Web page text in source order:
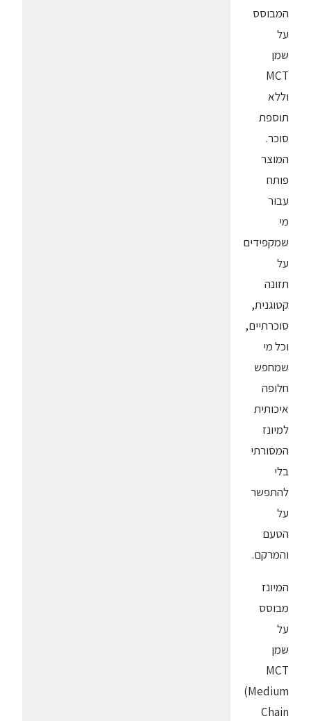
המבוסס
על
שמן
MCT
וללא
תוספת
סוכר.
המוצר
פותח
עבור
מי
שמקפידים
על
תזונה
קטוגנית,
סוכרתיים,
וכל מי
שמחפש
חלופה
איכותית
למיונז
המסורתי
בלי
להתפשר
על
הטעם
והמרקם.
המיונז
מבוסס
על
שמן
MCT
(Medium
Chain